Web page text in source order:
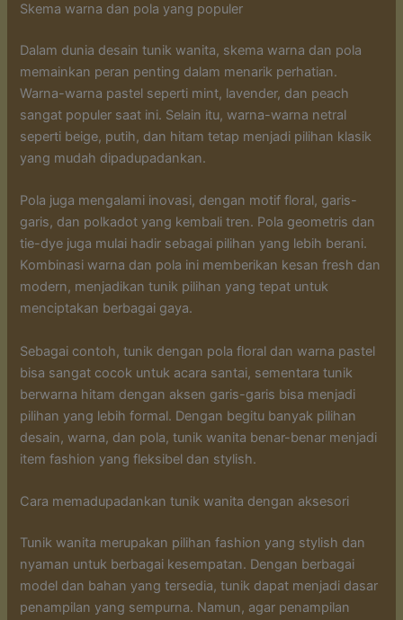
Skema warna dan pola yang populer
Dalam dunia desain tunik wanita, skema warna dan pola
memainkan peran penting dalam menarik perhatian.
Warna-warna pastel seperti mint, lavender, dan peach
sangat populer saat ini. Selain itu, warna-warna netral
seperti beige, putih, dan hitam tetap menjadi pilihan klasik
yang mudah dipadupadankan.
Pola juga mengalami inovasi, dengan motif floral, garis-
garis, dan polkadot yang kembali tren. Pola geometris dan
tie-dye juga mulai hadir sebagai pilihan yang lebih berani.
Kombinasi warna dan pola ini memberikan kesan fresh dan
modern, menjadikan tunik pilihan yang tepat untuk
menciptakan berbagai gaya.
Sebagai contoh, tunik dengan pola floral dan warna pastel
bisa sangat cocok untuk acara santai, sementara tunik
berwarna hitam dengan aksen garis-garis bisa menjadi
pilihan yang lebih formal. Dengan begitu banyak pilihan
desain, warna, dan pola, tunik wanita benar-benar menjadi
item fashion yang fleksibel dan stylish.
Cara memadupadankan tunik wanita dengan aksesori
Tunik wanita merupakan pilihan fashion yang stylish dan
nyaman untuk berbagai kesempatan. Dengan berbagai
model dan bahan yang tersedia, tunik dapat menjadi dasar
penampilan yang sempurna. Namun, agar penampilan